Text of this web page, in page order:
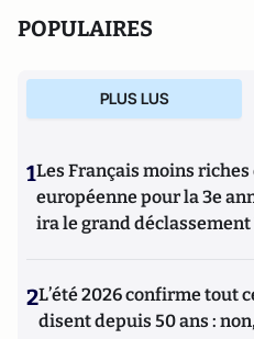
POPULAIRES
PLUS LUS
1Les Français moins
européenne pour la 3e
ira le grand déclassement
2L’été 2026 confirme tout
disent depuis 50 ans :